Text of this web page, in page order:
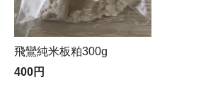
飛鸞純米板粕300g
400円